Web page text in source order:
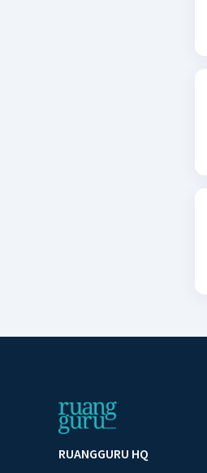
RUANGGURU HQ